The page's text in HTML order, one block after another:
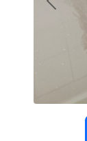
Previous